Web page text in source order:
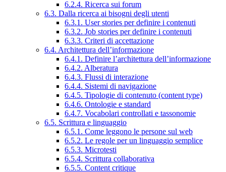
6.2.4. Ricerca sui forum
6.3. Dalla ricerca ai bisogni degli utenti
6.3.1. User stories per definire i contenuti
6.3.2. Job stories per definire i contenuti
6.3.3. Criteri di accettazione
6.4. Architettura dell’informazione
6.4.1. Definire l’architettura dell’informazione
6.4.2. Alberatura
6.4.3. Flussi di interazione
6.4.4. Sistemi di navigazione
6.4.5. Tipologie di contenuto (content type)
6.4.6. Ontologie e standard
6.4.7. Vocabolari controllati e tassonomie
6.5. Scrittura e linguaggio
6.5.1. Come leggono le persone sul web
6.5.2. Le regole per un linguaggio semplice
6.5.3. Microtesti
6.5.4. Scrittura collaborativa
6.5.5. Content critique